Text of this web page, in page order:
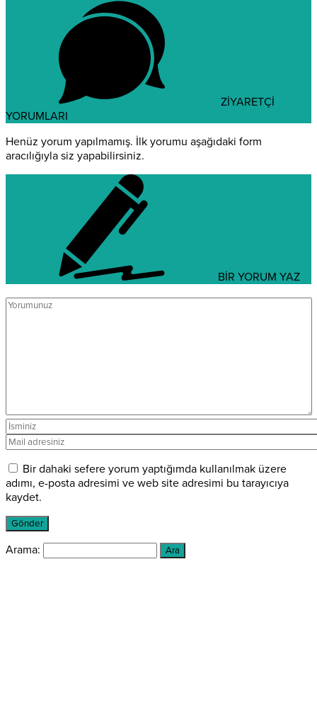
ZİYARETÇİ
YORUMLARI
Henüz yorum yapılmamış. İlk yorumu aşağıdaki form
aracılığıyla siz yapabilirsiniz.
BİR YORUM YAZ
Bir dahaki sefere yorum yaptığımda kullanılmak üzere
adımı, e-posta adresimi ve web site adresimi bu tarayıcıya
kaydet.
Arama: